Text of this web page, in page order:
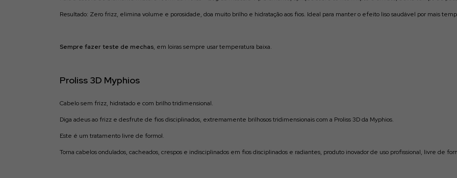
Resultado: Zero frizz, elimina volume e porosidade, doa muito brilho e hidratação aos fios. Ideal para manter o efeito liso saudável por mais
Sempre fazer teste de mechas, em loiras sempre usar temperatura baixa.
Proliss 3D Myphios
Cabelo sem frizz, hidratado e com brilho tridimensional.
Diga adeus ao frizz e desfrute de fios disciplinados, extremamente brilhosos tridimensionais com a Proliss 3D da Myphios.
Este é um tratamento livre de formol.
Torna cabelos ondulados, cacheados, crespos e indisciplinados em fios disciplinados e radiantes, produto inovador de uso profissional, livre de